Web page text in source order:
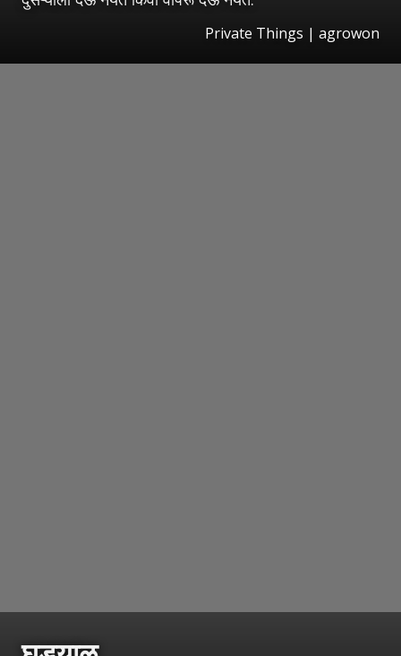
Private Things | agrowon